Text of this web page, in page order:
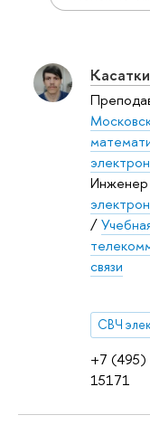
+7 (495)
15171
Инженер
/
связи
СВЧ